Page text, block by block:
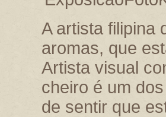
A artista filipina
aromas, que
Artista visual
cheiro é um
de sentir que